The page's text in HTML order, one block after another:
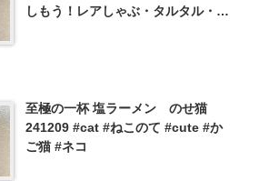
しもう！レアしゃぶ・タルタル・松
至極の一杯 塩ラーメン のせ猫
241209 #cat #ねこのて #cute #か
ご猫 #ネコ